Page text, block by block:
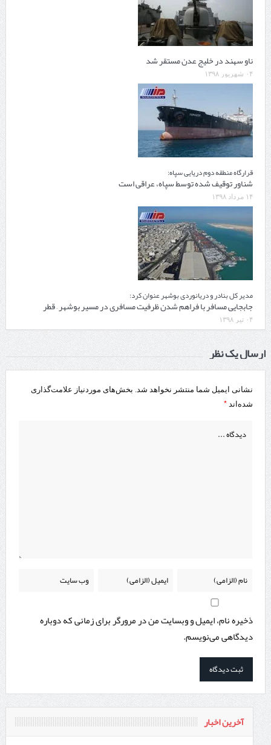
ناو سهند در خلیج عدن مستقر شد
۰۴ شهریور ۱۳۹۸
قرارگاه منطقه دوم دریایی سپاه:
شناور توقیف شده توسط سپاه، عراقی است
۱۴ مرداد ۱۳۹۸
مدیر کل بنادر و دریانوردی بوشهر عنوان کرد:
جابجایی مسافر با فراهم شدن ظرفیت مسافری در مسیر بوشهر – قطر
۰۴ تیر ۱۳۹۸
ارسال یک نظر
نشانی ایمیل شما منتشر نخواهد شد. بخش‌های موردنیاز علامت‌گذاری
شده‌اند *
ذخیره نام، ایمیل و وبسایت من در مرورگر برای زمانی که دوباره
دیدگاهی می‌نویسم.
آخرین اخبار